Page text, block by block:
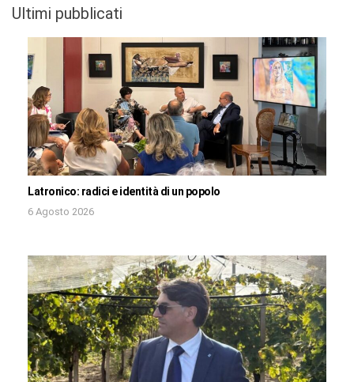
Ultimi pubblicati
Latronico: radici e identità di un popolo
6 Agosto 2026